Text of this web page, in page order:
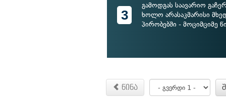
3
გამოდგას საავარიო
ხოლო არასაკმარისი
პირობებში - მოციმციმე
წინა